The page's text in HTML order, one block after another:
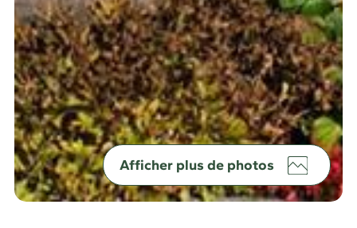
Afficher plus de photos